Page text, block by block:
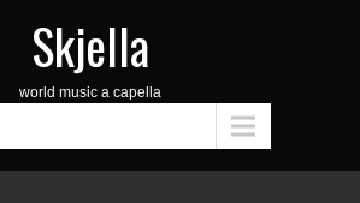
Skjella
world music a capella